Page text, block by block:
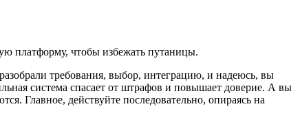
платформу, чтобы избежать путаницы.
требования, выбор, интеграцию, и надеюсь, вы
система спасает от штрафов и повышает доверие. А вы
Главное, действуйте последовательно, опираясь на